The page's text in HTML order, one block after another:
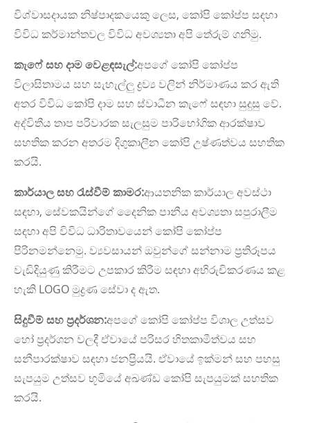
විශ්වාසදායක නිෂ්පාදකයෙකු ලෙස, කෝපි කෝප්ප සඳහා
විවිධ කර්මාන්තවල විවිධ අවශ්‍යතා අපි තේරුම් ගනිමු.
කැෆේ සහ දාම වෙළඳසැල්:අපගේ කෝපි කෝප්ප
විලාසිතාමය සහ සැහැල්ලු ද්‍රව්‍ය වලින් නිර්මාණය කර ඇති
අතර විවිධ කෝපි දාම සහ ස්වාධීන කැෆේ සඳහා සුදුසු වේ.
අද්විතීය තාප පරිවාරක සැලසුම පාරිභෝගික ආරක්ෂාව
සහතික කරන අතරම දිගුකාලීන කෝපි උෂ්ණත්වය සහතික
කරයි.
කාර්යාල සහ රැස්වීම් කාමර:ආයතනික කාර්යාල අවස්ථා
සඳහා, සේවකයින්ගේ දෛනික පානීය අවශ්‍යතා සපුරාලීම
සඳහා අපි විවිධ ධාරිතාවයෙන් කෝපි කෝප්ප
පිරිනමන්නෙමු. ව්‍යවසායන් ඔවුන්ගේ සන්නාම ප්‍රතිරූපය
වැඩිදියුණු කිරීමට උපකාර කිරීම සඳහා අභිරුචිකරණය කළ
හැකි LOGO මුද්‍රණ සේවා ද ඇත.
සිදුවීම් සහ ප්‍රදර්ශන:අපගේ කෝපි කෝප්ප විශාල උත්සව
හෝ ප්‍රදර්ශන වලදී ඒවායේ පරිසර හිතකාමීත්වය සහ
සනීපාරක්ෂාව සඳහා ජනප්‍රියයි. ඒවායේ ඉක්මන් සහ පහසු
සැපයුම උත්සව භූමියේ අඛණ්ඩ කෝපි සැපයුමක් සහතික
කරයි.